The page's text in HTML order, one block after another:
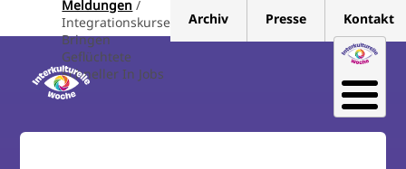
Meldungen
Integrationskurse
Bringen
Geflüchtete
Schneller In Jobs
Archiv Presse Kontakt